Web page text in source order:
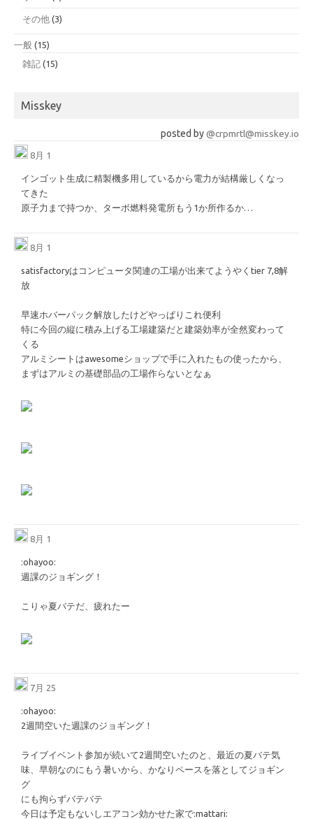
その他 (3)
一般 (15)
雑記 (15)
Misskey
posted by@crpmrtl@misskey.io
8月 1
インゴット生成に精製機多用しているから電力が結構厳しくなっ
てきた
原子力まで持つか、ターボ燃料発電所もう1か所作るか…
8月 1
satisfactoryはコンピュータ関連の工場が出来てようやくtier 7,8解
放
早速ホバーパック解放したけどやっぱりこれ便利
特に今回の縦に積み上げる工場建築だと建築効率が全然変わって
くる
アルミシートはawesomeショップで手に入れたもの使ったから、
まずはアルミの基礎部品の工場作らないとなぁ
8月 1
​:ohayoo:​
週課のジョギング！
こりゃ夏バテだ、疲れたー
7月 25
​:ohayoo:​
2週間空いた週課のジョギング！
ライブイベント参加が続いて2週間空いたのと、最近の夏バテ気
味、早朝なのにもう暑いから、かなりペースを落としてジョギン
グ
にも拘らずバテバテ
今日は予定もないしエアコン効かせた家で​:mattari:​